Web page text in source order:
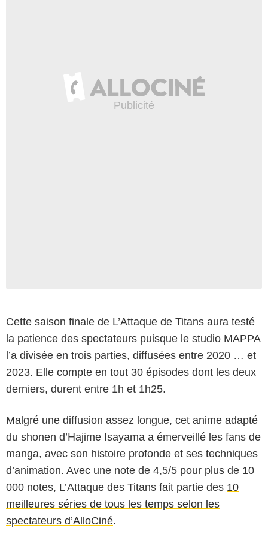
Cette saison finale de L’Attaque de Titans aura testé
la patience des spectateurs puisque le studio MAPPA
l’a divisée en trois parties, diffusées entre 2020 … et
2023. Elle compte en tout 30 épisodes dont les deux
derniers, durent entre 1h et 1h25.
Malgré une diffusion assez longue, cet anime adapté
du shonen d’Hajime Isayama a émerveillé les fans de
manga, avec son histoire profonde et ses techniques
d’animation. Avec une note de 4,5/5 pour plus de 10
000 notes, L’Attaque des Titans fait partie des 10
meilleures séries de tous les temps selon les
spectateurs d’AlloCiné.